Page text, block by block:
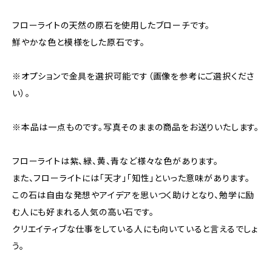
フローライトの天然の原石を使用したブローチです。
鮮やかな色と模様をした原石です。
※オプションで金具を選択可能です（画像を参考にご選択くださ
い）。
※本品は一点ものです。写真そのままの商品をお送りいたします。
フローライトは紫、緑、黄、青など様々な色があります。
また、フローライトには「天才」「知性」といった意味があります。
この石は自由な発想やアイデアを思いつく助けとなり、勉学に励
む人にも好まれる人気の高い石です。
クリエイティブな仕事をしている人にも向いていると言えるでしょ
う。